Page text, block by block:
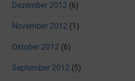
Dezember 2012 (6)
November 2012 (1)
Oktober 2012 (6)
September 2012 (5)